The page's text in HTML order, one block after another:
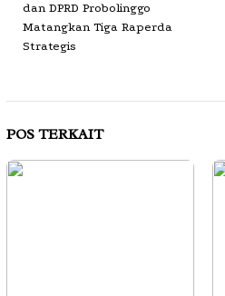
dan DPRD Probolinggo
Matangkan Tiga Raperda
Strategis
POS TERKAIT